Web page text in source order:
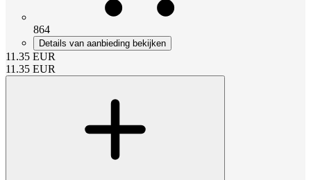
864
Details van aanbieding bekijken
11.35 EUR
11.35 EUR